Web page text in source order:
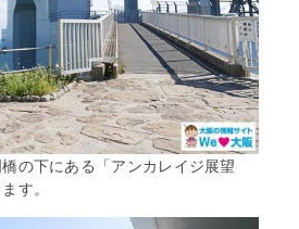
の下にある「アンカレイジ展望
す。